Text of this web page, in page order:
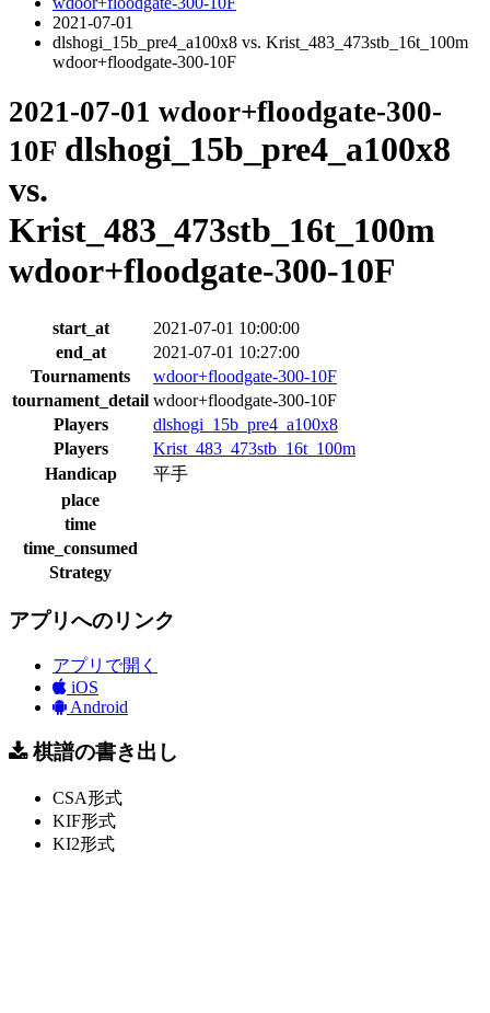
2021-07-01
dlshogi_15b_pre4_a100x8 vs. Krist_483_473stb_16t_100m
wdoor+floodgate-300-10F
2021-07-01 wdoor+floodgate-300-
10F dlshogi_15b_pre4_a100x8
vs.
Krist_483_473stb_16t_100m
wdoor+floodgate-300-10F
start_at
2021-07-01 10:00:00
end_at
2021-07-01 10:27:00
Tournaments
wdoor+floodgate-300-10F
tournament_detail wdoor+floodgate-300-10F
Players
dlshogi_15b_pre4_a100x8
Players
Krist_483_473stb_16t_100m
Handicap
平手
place
time
time_consumed
Strategy
アプリへのリンク
アプリで開く
iOS
Android
棋譜の書き出し
CSA形式
KIF形式
KI2形式